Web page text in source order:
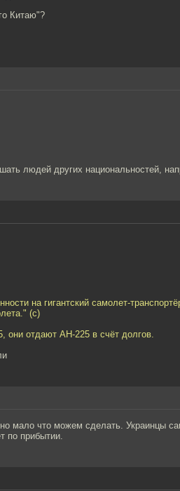
Китаю"?
людей других национальностей,
на гигантский самолет-
(c)
они отдают АН-225 в счёт долгов.
мало что можем сделать. Украинцы
по прибытии.